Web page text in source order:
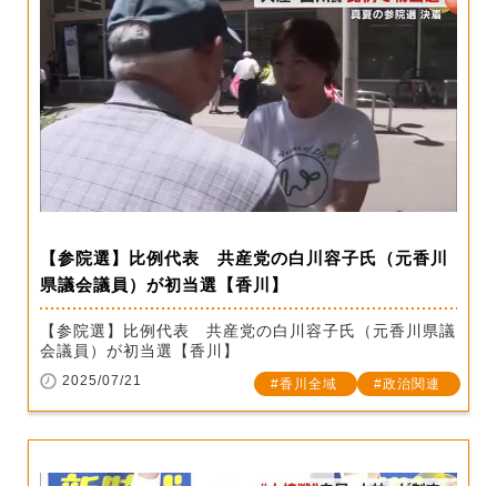
【参院選】比例代表 共産党の白川容子氏（元香川
県議会議員）が初当選【香川】
【参院選】比例代表 共産党の白川容子氏（元香川県議
会議員）が初当選【香川】
2025/07/21 香川全域 政治関連